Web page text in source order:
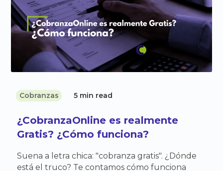
Cobranzas 5 min read
¿CobranzaOnline es realmente
Gratis? ¿Cómo funciona?
Suena a letra chica: "cobranza gratis". ¿Dónde
está el truco? Te contamos cómo funciona